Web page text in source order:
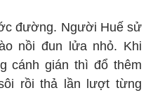
đường. Người Huế sử
nồi đun lửa nhỏ. Khi
cánh gián thì đổ thêm
rồi thả lần lượt từng